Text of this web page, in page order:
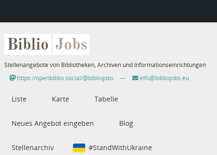
Biblio Jobs
Stellenangebote von Bibliotheken, Archiven und Informationseinrichtungen
https://openbiblio.social/@bibliojobs
— info@bibliojobs.eu
Liste Karte Tabelle
Neues Angebot eingeben Blog
Stellenarchiv #StandWithUkraine